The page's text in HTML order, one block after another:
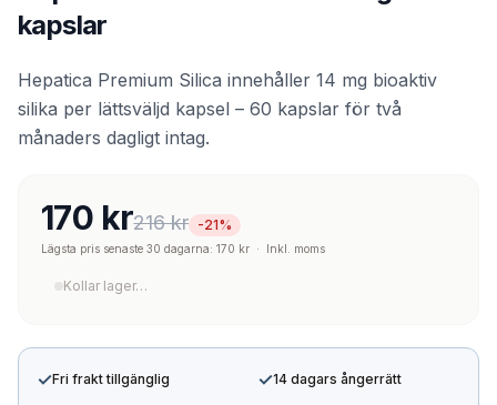
kapslar
Hepatica Premium Silica innehåller 14 mg bioaktiv
silika per lättsväljd kapsel – 60 kapslar för två
månaders dagligt intag.
170 kr216 kr -21%
Lägsta pris senaste 30 dagarna: 170 kr · Inkl. moms
Kollar lager…
✓Fri frakt tillgänglig ✓14 dagars ångerrätt